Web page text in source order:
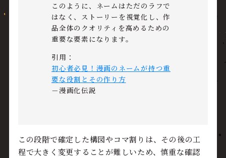
このように、ネームはただのラフで
はなく、ストーリーを視覚化し、作
品全体のクオリティを高めるための
重要な要素になります。
引用：
初心者必見！漫画のネームが持つ重
要な役割とその作り方
－漫画化伝説
この段階で確定した構図やコマ割りは、その後の工
程で大きく変更することが難しいため、慎重な確認